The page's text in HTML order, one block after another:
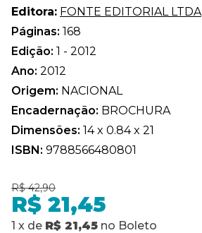
Editora: FONTE EDITORIAL LTDA
Páginas: 168
Edição: 1 - 2012
Ano: 2012
Origem: NACIONAL
Encadernação: BROCHURA
Dimensões: 14 x 0.84 x 21
ISBN: 9788566480801
R$ 42,90
R$ 21,45
1 x de R$ 21,45 no Boleto